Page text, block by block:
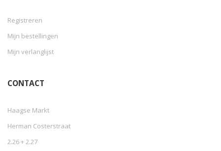
Registreren
Mijn bestellingen
Mijn verlanglijst
CONTACT
Haagse Markt
Herman Costerstraat
2.26 + 2.27